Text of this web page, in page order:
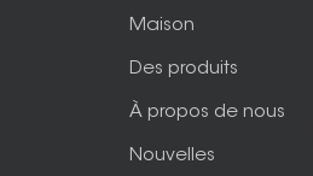
Maison
Des produits
À propos de nous
Nouvelles